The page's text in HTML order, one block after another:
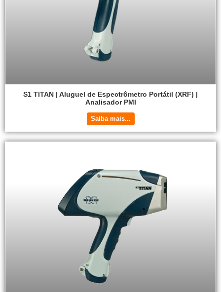
S1 TITAN | Aluguel de Espectrômetro Portátil (XRF) |
Analisador PMI
Saiba mais...